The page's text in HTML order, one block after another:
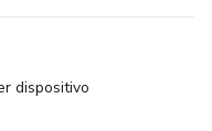
dispositivo